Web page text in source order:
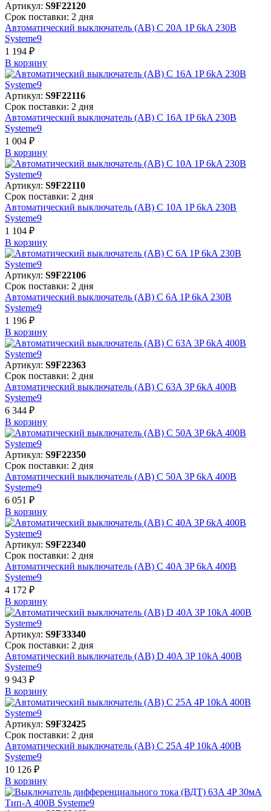
Артикул: S9F22120
Срок поставки: 2 дня
Автоматический выключатель (АВ) C 20A 1P 6kA 230В
Systeme9
1 194 ₽
В корзинy
Артикул: S9F22116
Срок поставки: 2 дня
Автоматический выключатель (АВ) C 16A 1P 6kA 230В
Systeme9
1 004 ₽
В корзинy
Артикул: S9F22110
Срок поставки: 2 дня
Автоматический выключатель (АВ) C 10A 1P 6kA 230В
Systeme9
1 104 ₽
В корзинy
Артикул: S9F22106
Срок поставки: 2 дня
Автоматический выключатель (АВ) C 6A 1P 6kA 230В
Systeme9
1 196 ₽
В корзинy
Артикул: S9F22363
Срок поставки: 2 дня
Автоматический выключатель (АВ) C 63A 3P 6kA 400В
Systeme9
6 344 ₽
В корзинy
Артикул: S9F22350
Срок поставки: 2 дня
Автоматический выключатель (АВ) C 50A 3P 6kA 400В
Systeme9
6 051 ₽
В корзинy
Артикул: S9F22340
Срок поставки: 2 дня
Автоматический выключатель (АВ) C 40A 3P 6kA 400В
Systeme9
4 172 ₽
В корзинy
Артикул: S9F33340
Срок поставки: 2 дня
Автоматический выключатель (АВ) D 40A 3P 10kA 400В
Systeme9
9 943 ₽
В корзинy
Артикул: S9F32425
Срок поставки: 2 дня
Автоматический выключатель (АВ) C 25A 4P 10kA 400В
Systeme9
10 126 ₽
В корзинy